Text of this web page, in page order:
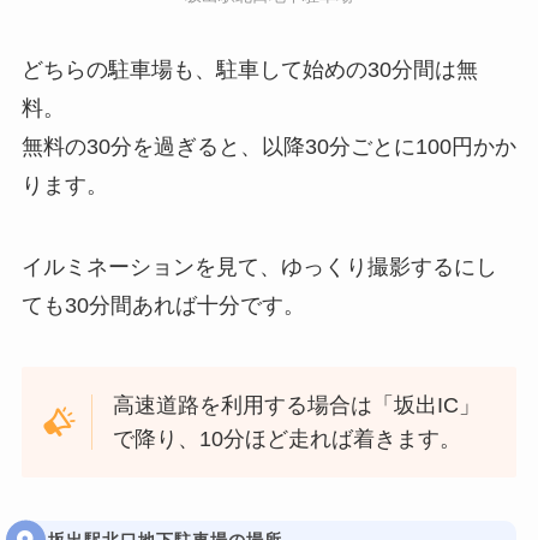
どちらの駐車場も、駐車して始めの30分間は無
料。
無料の30分を過ぎると、以降30分ごとに100円かか
ります。
イルミネーションを見て、ゆっくり撮影するにし
ても30分間あれば十分です。
高速道路を利用する場合は「坂出IC」
で降り、10分ほど走れば着きます。